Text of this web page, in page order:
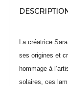
La créatrice
ses origines et
hommage à
solaires, ces